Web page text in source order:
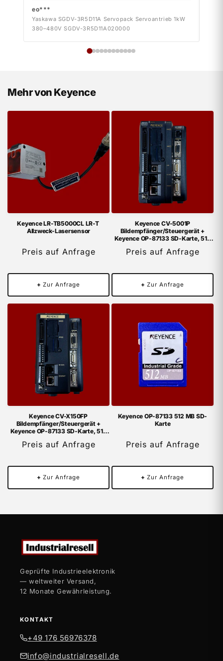
eo***
Yaskawa SGDV-3R5D11A Servopack Servoantrieb 1kW
380–480V SGDV-3R5D11A020000
Mehr von Keyence
Keyence LR-TB5000CL LR-T
Allzweck-Lasersensor
Preis auf Anfrage
+ Zur Anfrage
Keyence CV-5001P
Bildempfänger/Steuergerät +
Keyence OP-87133 SD-Karte, 512
Preis auf Anfrage
+ Zur Anfrage
Keyence CV-X150FP
Bildempfänger/Steuergerät +
Keyence OP-87133 SD-Karte, 512
Preis auf Anfrage
+ Zur Anfrage
Keyence OP-87133 512 MB SD-
Karte
Preis auf Anfrage
+ Zur Anfrage
Geprüfte Industrieelektronik
— weltweiter Versand,
12 Monate Gewährleistung.
KONTAKT
+49 176 56976378
info@industrialresell.de